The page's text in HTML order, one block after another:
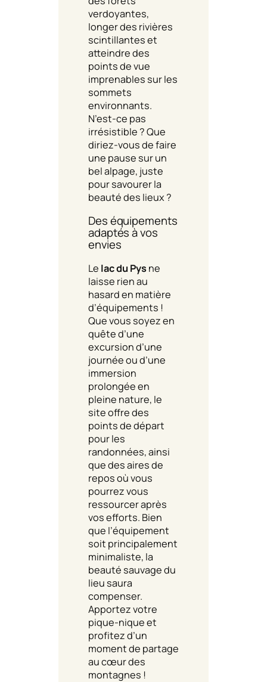
verdoyantes,
longer des rivières
scintillantes et
atteindre des
points de vue
imprenables sur les
sommets
environnants.
N’est-ce pas
irrésistible ? Que
diriez-vous de faire
une pause sur un
bel alpage, juste
pour savourer la
beauté des lieux ?
Des équipements
adaptés à vos
envies
Le lac du Pys ne
laisse rien au
hasard en matière
d’équipements !
Que vous soyez en
quête d’une
excursion d’une
journée ou d’une
immersion
prolongée en
pleine nature, le
site offre des
points de départ
pour les
randonnées, ainsi
que des aires de
repos où vous
pourrez vous
ressourcer après
vos efforts. Bien
que l’équipement
soit principalement
minimaliste, la
beauté sauvage du
lieu saura
compenser.
Apportez votre
pique-nique et
profitez d’un
moment de partage
au cœur des
montagnes !